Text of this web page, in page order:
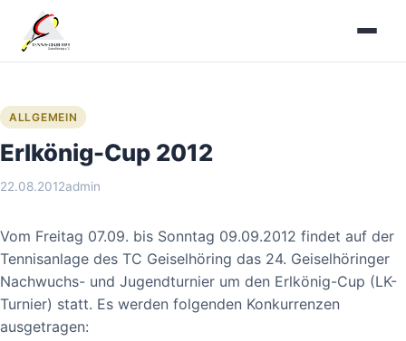
Inhalt
springen
ALLGEMEIN
Erlkönig-Cup 2012
22.08.2012admin
Vom Freitag 07.09. bis Sonntag 09.09.2012 findet auf der
Tennisanlage des TC Geiselhöring das 24. Geiselhöringer
Nachwuchs- und Jugendturnier um den Erlkönig-Cup (LK-
Turnier) statt. Es werden folgenden Konkurrenzen
ausgetragen: